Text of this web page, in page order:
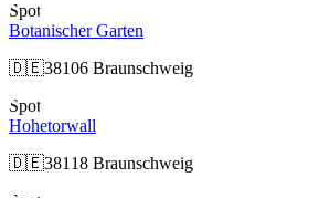
Spot
Botanischer Garten
🇩🇪38106 Braunschweig
Spot
Hohetorwall
🇩🇪38118 Braunschweig